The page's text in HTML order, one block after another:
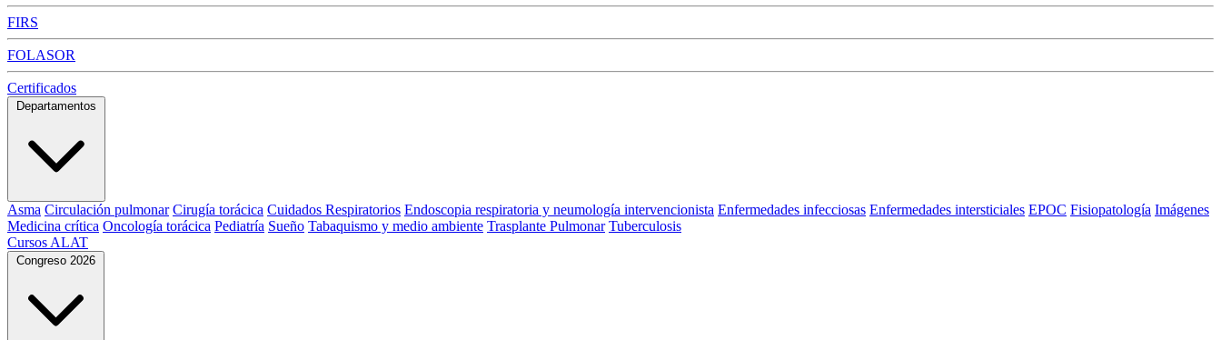
FIRS
FOLASOR
Certificados
Departamentos
Asma Circulación pulmonar Cirugía torácica Cuidados Respiratorios Endoscopia respiratoria y neumología intervencionista Enfermedades infecciosas Enfermedades intersticiales EPOC Fisiopatología Imágenes
Medicina crítica Oncología torácica Pediatría Sueño Tabaquismo y medio ambiente Trasplante Pulmonar Tuberculosis
Cursos ALAT
Congreso 2026